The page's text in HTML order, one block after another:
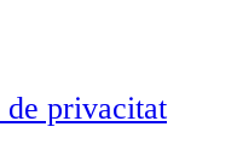
privacitat